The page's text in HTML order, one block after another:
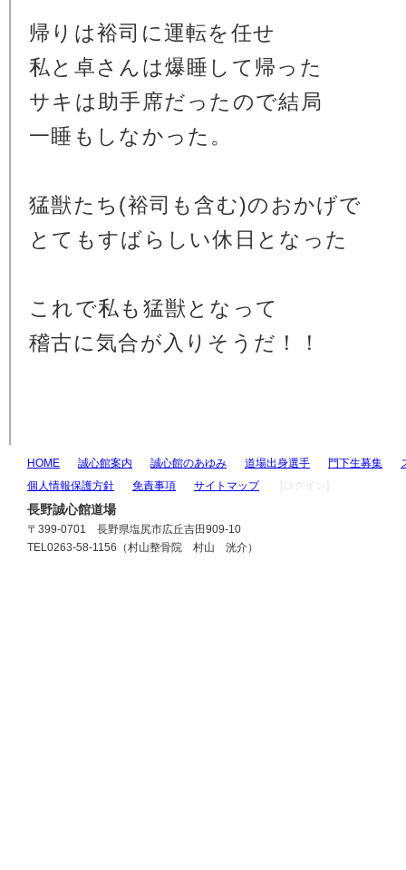
帰りは裕司に運転を任せ
私と卓さんは爆睡して帰った
サキは助手席だったので結局
一睡もしなかった。
猛獣たち(裕司も含む)のおかげで
とてもすばらしい休日となった
これで私も猛獣となって
稽古に気合が入りそうだ！！
HOME 誠心館案内 誠心館のあゆみ 道場出身選手 門下生募集
個人情報保護方針
免責事項 サイトマップ [ログイン]
長野誠心館道場
〒399-0701 長野県塩尻市広丘吉田909-10
TEL0263-58-1156（村山整骨院 村山 洸介）